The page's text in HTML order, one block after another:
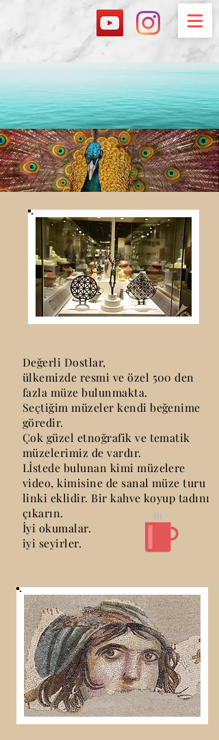
Değerli Dostlar,
ülkemizde resmi ve özel 500 den
fazla müze bulunmakta.
Seçtiğim müzeler kendi beğenime
göredir.
Çok güzel etnoğrafik ve tematik
müzelerimiz de vardır.
Lİstede bulunan kimi müzelere
video, kimisine de sanal müze turu
linki eklidir. Bir kahve koyup tadını
çıkarın.
İyi okumalar.
iyi seyirler.